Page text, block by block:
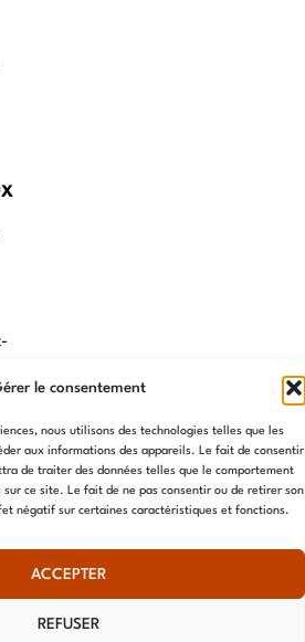
le consentement
nous utilisons des technologies telles que les
aux informations des appareils. Le fait de consentir
de traiter des données telles que le comportement
sur ce site. Le fait de ne pas consentir ou de retirer son
négatif sur certaines caractéristiques et fonctions.
ACCEPTER
REFUSER
tous droits réservés